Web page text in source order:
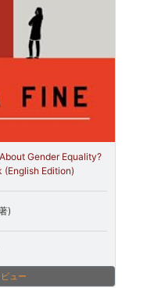
Gender Equality?
(English Edition)
)
ュー